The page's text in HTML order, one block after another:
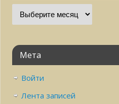
Мета
Войти
Лента записей